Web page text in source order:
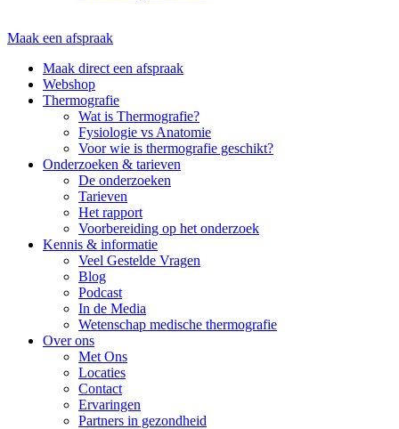
Maak een afspraak
Maak direct een afspraak
Webshop
Thermografie
Wat is Thermografie?
Fysiologie vs Anatomie
Voor wie is thermografie geschikt?
Onderzoeken & tarieven
De onderzoeken
Tarieven
Het rapport
Voorbereiding op het onderzoek
Kennis & informatie
Veel Gestelde Vragen
Blog
Podcast
In de Media
Wetenschap medische thermografie
Over ons
Met Ons
Locaties
Contact
Ervaringen
Partners in gezondheid